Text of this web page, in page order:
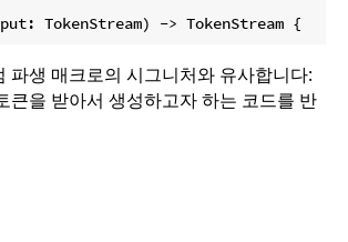
TokenStream) -> TokenStream {
파생 매크로의 시그니처와 유사합니다:
큰을 받아서 생성하고자 하는 코드를 반